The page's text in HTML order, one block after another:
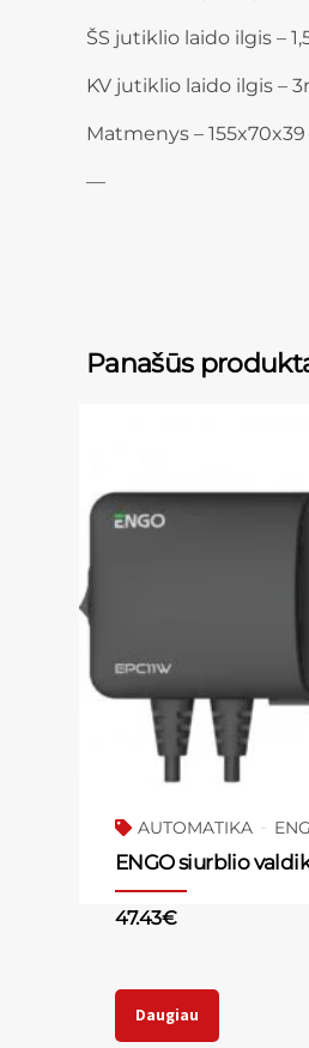
ŠS jutiklio laido ilgis –
KV jutiklio laido ilgis –
Matmenys –
—
Panašūs
AUTOMATIKA
ENGO siurblio
47.43€
Daugiau